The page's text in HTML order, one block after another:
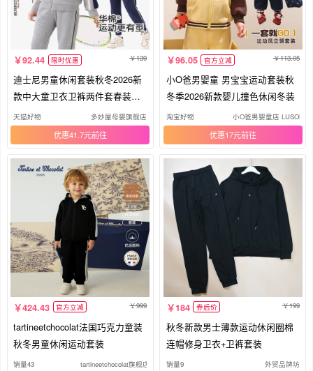
92.44 限时优惠 139
迪士尼男童休闲套装秋冬2026新
款中大童卫衣卫裤两件套春装运
动装
天猫好物 多妙屋母婴旗舰店
优惠41.7元
96.05 官方立减 113.05
小O爸男婴童 男宝宝运动套装秋
冬季2026新款婴儿撞色休闲冬装
淘宝好物 小O爸男婴童店 LUSON
优惠17元
424.43 官方立减 999
tartineetchocolat法国巧克力童装
秋冬男童休闲运动套装
销量43 tartineetchocolat旗舰店
184 券后价 199
秋冬新款男士薄款运动休闲圈棉
连帽修身卫衣+卫裤套装
销量9 外贸品牌坊